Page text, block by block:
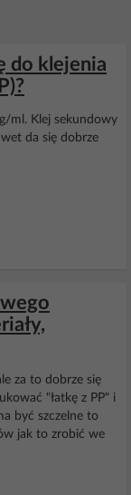
do klejenia
ml. Klej sekundowy
da się dobrze
za to dobrze się
"łatkę z PP" i
być szczelne to
jak to zrobić we